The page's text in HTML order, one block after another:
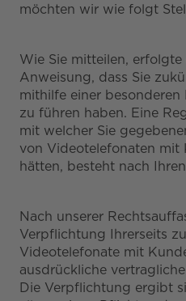
möchten wir wie folgt
Wie Sie mitteilen,
Anweisung, dass Sie
mithilfe einer besonderen
zu führen haben. Eine
mit welcher Sie
von Videotelefonaten mit
hätten, besteht nach
Nach unserer
Verpflichtung Ihrerseits
Videotelefonate mit
ausdrückliche
Die Verpflichtung ergibt